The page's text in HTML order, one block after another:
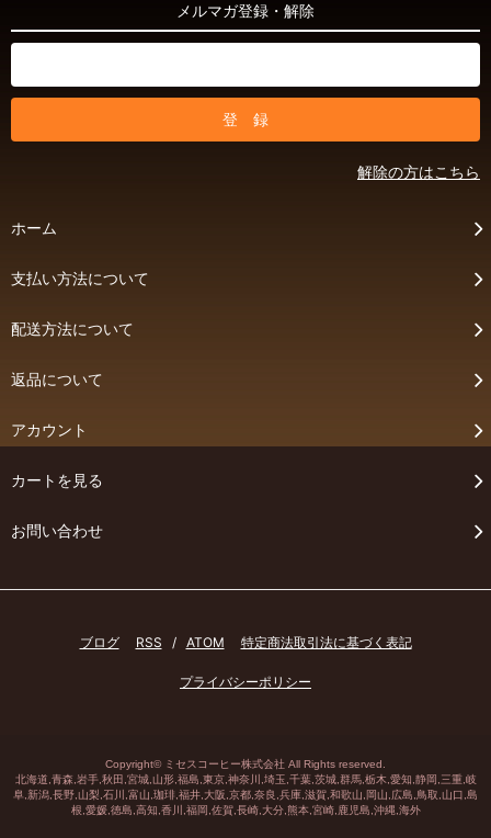
メルマガ登録・解除
解除の方はこちら
ホーム
支払い方法について
配送方法について
返品について
アカウント
カートを見る
お問い合わせ
ブログ RSS / ATOM 特定商法取引法に基づく表記
プライバシーポリシー
Copyright© ミセスコーヒー株式会社 All Rights reserved.
北海道,青森,岩手,秋田,宮城,山形,福島,東京,神奈川,埼玉,千葉,茨城,群馬,栃木,愛知,静岡,三重,岐
阜, 新潟 ,長野,山梨,石川, 富山 珈琲 ,福井,大阪,京都,奈良,兵庫,滋賀,和歌山,岡山,広島,鳥取,山口,島
根,愛媛,徳島,高知,香川,福岡,佐賀,長崎,大分,熊本,宮崎,鹿児島,沖縄,海外